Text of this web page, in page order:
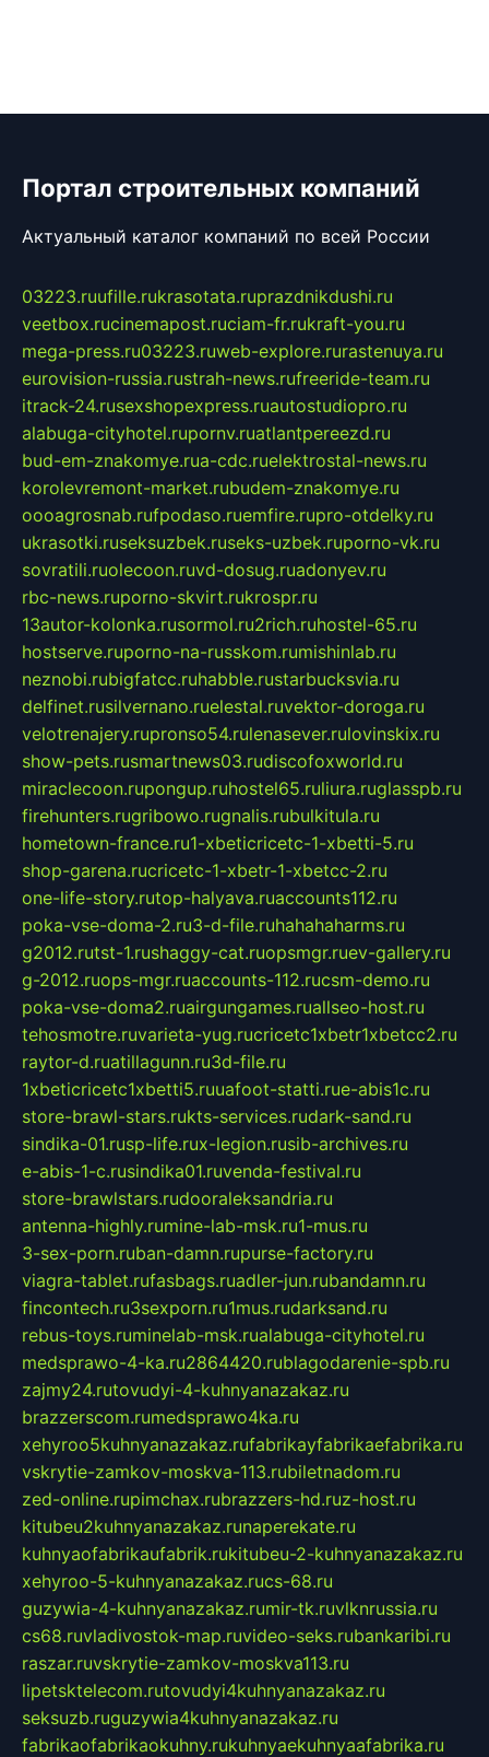
Портал строительных компаний
Актуальный каталог компаний по всей России
03223.ruufille.rukrasotata.ruprazdnikdushi.ru
veetbox.rucinemapost.ruciam-fr.rukraft-you.ru
mega-press.ru03223.ruweb-explore.rurastenuya.ru
eurovision-russia.rustrah-news.rufreeride-team.ru
itrack-24.rusexshopexpress.ruautostudiopro.ru
alabuga-cityhotel.rupornv.ruatlantpereezd.ru
bud-em-znakomye.rua-cdc.ruelektrostal-news.ru
korolevremont-market.rubudem-znakomye.ru
oooagrosnab.rufpodaso.ruemfire.rupro-otdelky.ru
ukrasotki.ruseksuzbek.ruseks-uzbek.ruporno-vk.ru
sovratili.ruolecoon.ruvd-dosug.ruadonyev.ru
rbc-news.ruporno-skvirt.rukrospr.ru
13autor-kolonka.rusormol.ru2rich.ruhostel-65.ru
hostserve.ruporno-na-russkom.rumishinlab.ru
neznobi.rubigfatcc.ruhabble.rustarbucksvia.ru
delfinet.rusilvernano.ruelestal.ruvektor-doroga.ru
velotrenajery.rupronso54.rulenasever.rulovinskix.ru
show-pets.rusmartnews03.rudiscofoxworld.ru
miraclecoon.rupongup.ruhostel65.ruliura.ruglasspb.ru
firehunters.rugribowo.rugnalis.rubulkitula.ru
hometown-france.ru1-xbeticricetc-1-xbetti-5.ru
shop-garena.rucricetc-1-xbetr-1-xbetcc-2.ru
one-life-story.rutop-halyava.ruaccounts112.ru
poka-vse-doma-2.ru3-d-file.ruhahahaharms.ru
g2012.rutst-1.rushaggy-cat.ruopsmgr.ruev-gallery.ru
g-2012.ruops-mgr.ruaccounts-112.rucsm-demo.ru
poka-vse-doma2.ruairgungames.ruallseo-host.ru
tehosmotre.ruvarieta-yug.rucricetc1xbetr1xbetcc2.ru
raytor-d.ruatillagunn.ru3d-file.ru
1xbeticricetc1xbetti5.ruuafoot-statti.rue-abis1c.ru
store-brawl-stars.rukts-services.rudark-sand.ru
sindika-01.rusp-life.rux-legion.rusib-archives.ru
e-abis-1-c.rusindika01.ruvenda-festival.ru
store-brawlstars.rudooraleksandria.ru
antenna-highly.rumine-lab-msk.ru1-mus.ru
3-sex-porn.ruban-damn.rupurse-factory.ru
viagra-tablet.rufasbags.ruadler-jun.rubandamn.ru
fincontech.ru3sexporn.ru1mus.rudarksand.ru
rebus-toys.ruminelab-msk.rualabuga-cityhotel.ru
medsprawo-4-ka.ru2864420.rublagodarenie-spb.ru
zajmy24.rutovudyi-4-kuhnyanazakaz.ru
brazzerscom.rumedsprawo4ka.ru
xehyroo5kuhnyanazakaz.rufabrikayfabrikaefabrika.ru
vskrytie-zamkov-moskva-113.rubiletnadom.ru
zed-online.rupimchax.rubrazzers-hd.ruz-host.ru
kitubeu2kuhnyanazakaz.runaperekate.ru
kuhnyaofabrikaufabrik.rukitubeu-2-kuhnyanazakaz.ru
xehyroo-5-kuhnyanazakaz.rucs-68.ru
guzywia-4-kuhnyanazakaz.rumir-tk.ruvlknrussia.ru
cs68.ruvladivostok-map.ruvideo-seks.rubankaribi.ru
raszar.ruvskrytie-zamkov-moskva113.ru
lipetsktelecom.rutovudyi4kuhnyanazakaz.ru
seksuzb.ruguzywia4kuhnyanazakaz.ru
fabrikaofabrikaokuhny.rukuhnyaekuhnyaafabrika.ru